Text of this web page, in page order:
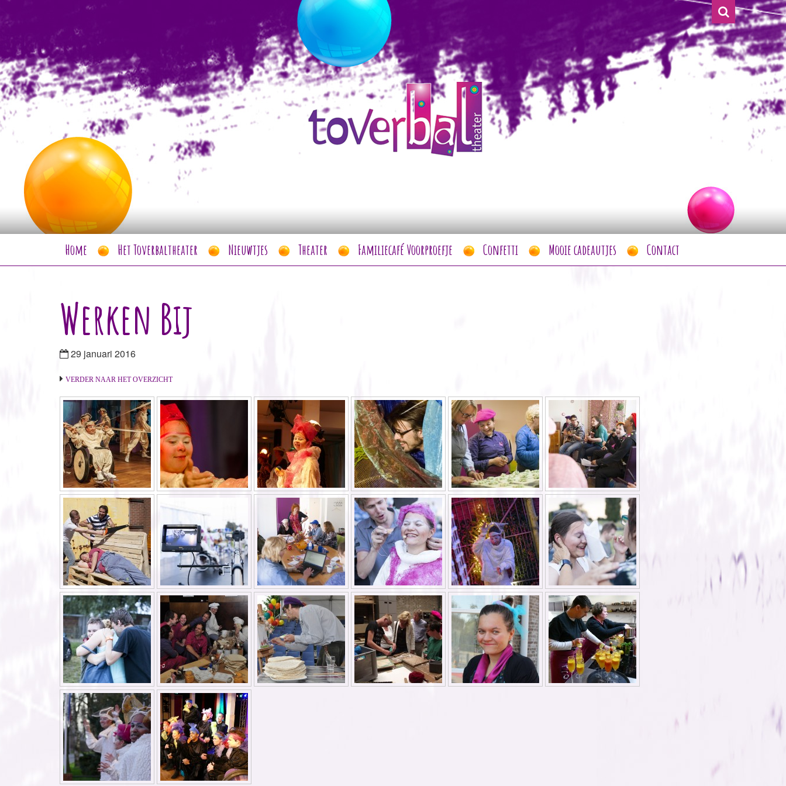
Home Het Toverbaltheater Nieuwtjes Theater Familiecafé Voorproefje Confetti Mooie cadeautjes Contact
Werken Bij
29 januari 2016
VERDER NAAR HET OVERZICHT